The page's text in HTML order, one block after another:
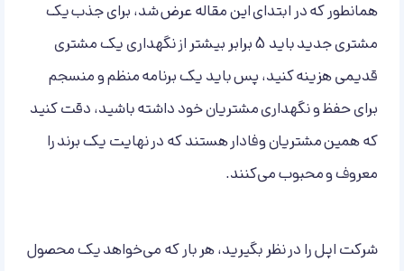
همانطور که در ابتدای این مقاله عرض شد، برای جذب یک
مشتری جدید باید 5 برابر بیشتر از نگهداری یک مشتری
قدیمی هزینه کنید، پس باید یک برنامه منظم و منسجم
برای حفظ و نگهداری مشتریان خود داشته باشید، دقت کنید
که همین مشتریان وفادار هستند که در نهایت یک برند را
معروف و محبوب می‌کنند.
شرکت اپل را در نظر بگیرید، هر بار که می‌خواهد یک محصول